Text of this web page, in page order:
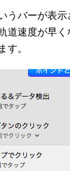
うバーが表示
道速度が早
す。